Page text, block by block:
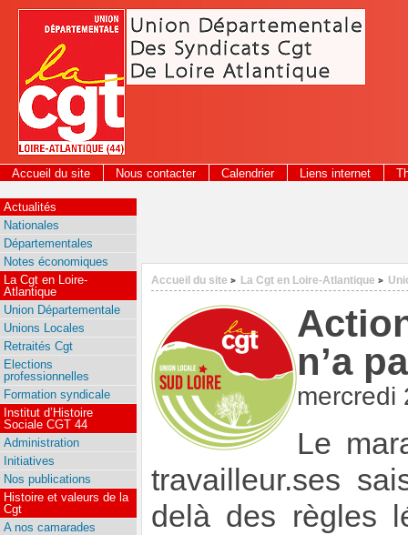
Panneau de gestion des cookies
Accueil du site Nous contacter Calendrier Liens internet
2026
Accueil du site > La Cgt en Loire-Atlantique >
n’a
mercredi
Le
travailleur.ses
delà des règles
Actualités
Nationales
Départementales
Notes économiques
La Cgt en Loire-
Atlantique
Union Départementale
Unions Locales
Retraités Cgt
Elections
professionnelles
Formation syndicale
Institut d’Histoire
Sociale CGT 44
Administration
Initiatives
Nos publications
Histoire et valeurs de la
Cgt
A nos camarades